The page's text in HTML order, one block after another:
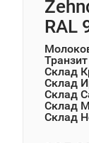
RAL
Склад
Склад
Склад
Склад
Склад